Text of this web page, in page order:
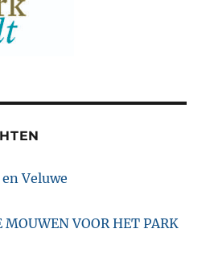
Veluwe
VOOR HET PARK